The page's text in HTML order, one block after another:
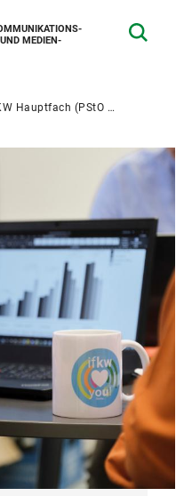
MEDIEN­
Hauptfach (PStO 2025)